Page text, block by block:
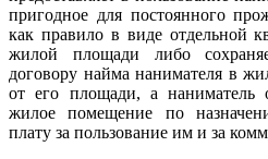
пригодное для постоянного
как правило в виде отдельной
жилой площади либо
договору найма нанимателя в
от его площади, а наниматель
жилое помещение по
плату за пользование им и за